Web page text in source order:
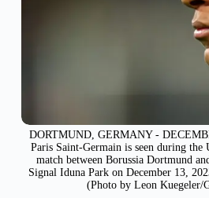
DORTMUND, GERMANY -
Paris Saint-Germain is seen during the
match between Borussia Dortmund
Signal Iduna Park on December 13,
(Photo by Leon Kuegeler/